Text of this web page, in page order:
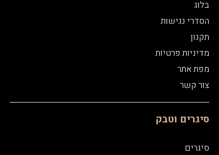
בלוג
הסדרי נגישות
תקנון
מדיניות פרטיות
מפת אתר
צור קשר
סיגרים וטבק
סיגרים